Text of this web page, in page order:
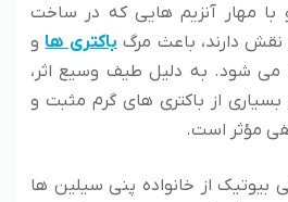
مهار آنزیم هایی که در ساخت
نقش دارند، باعث مرگ باکتری ها و
می شود. به دلیل طیف وسیع اثر،
بسیاری از باکتری های گرم مثبت و
مؤثر است.
از خانواده پنی سیلین ها